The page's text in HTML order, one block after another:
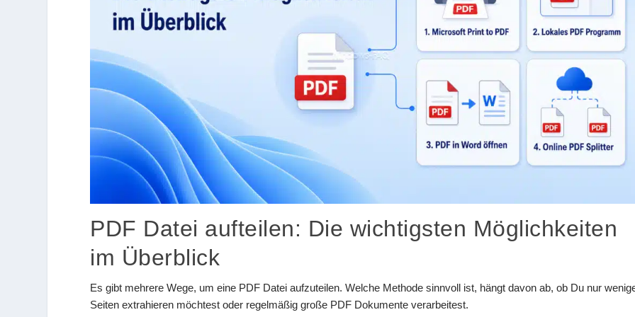
PDF Datei aufteilen: Die wichtigsten Möglichkeiten
im Überblick
Es gibt mehrere Wege, um eine PDF Datei aufzuteilen. Welche Methode sinnvoll ist, hängt davon ab, ob Du nur
Seiten extrahieren möchtest oder regelmäßig große PDF Dokumente verarbeitest.